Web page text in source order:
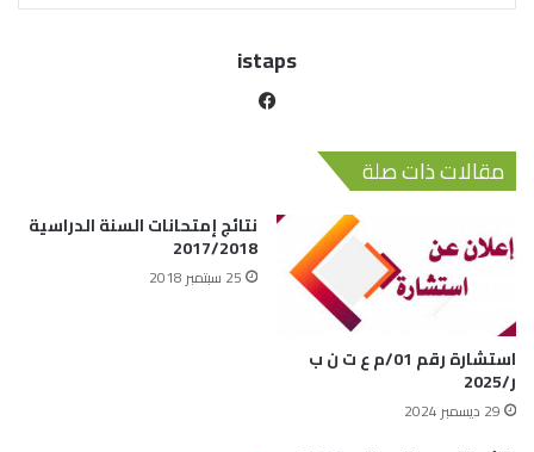
istaps
مقالات ذات صلة
استشارة رقم 01/م ع ت ن ب
ر/2025
29 ديسمبر 2024
نتائج إمتحانات السنة الدراسية
2017/2018
25 سبتمبر 2018